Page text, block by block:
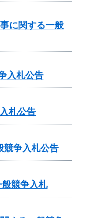
に関する一般
入札公告
札公告
競争入札公告
競争入札